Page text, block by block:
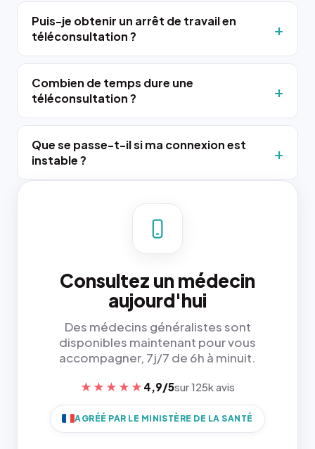
Puis-je obtenir un arrêt de travail en
téléconsultation ?
Combien de temps dure une
téléconsultation ?
Que se passe-t-il si ma connexion est
instable ?
Consultez un médecin
aujourd'hui
Des médecins généralistes sont
disponibles maintenant pour vous
accompagner, 7j/7 de 6h à minuit.
★★★★★ 4,9/5sur 125k avis
AGRÉÉ PAR LE MINISTÈRE DE LA SANTÉ